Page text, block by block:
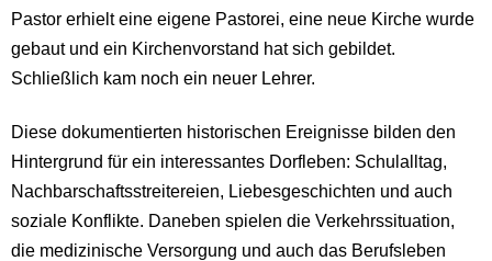
Pastor erhielt eine eigene Pastorei, eine neue Kirche wurde
gebaut und ein Kirchenvorstand hat sich gebildet.
Schließlich kam noch ein neuer Lehrer.
Diese dokumentierten historischen Ereignisse bilden den
Hintergrund für ein interessantes Dorfleben: Schulalltag,
Nachbarschaftsstreitereien, Liebesgeschichten und auch
soziale Konflikte. Daneben spielen die Verkehrssituation,
die medizinische Versorgung und auch das Berufsleben